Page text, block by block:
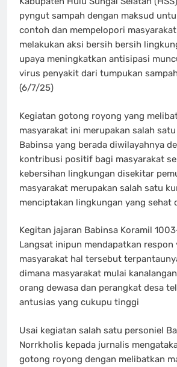
pyngut sampah dengan maksud
contoh dan mempelopori
melakukan aksi bersih bersih
upaya meningkatkan antisipasi
virus penyakit dari tumpukan
(6/7/25)
Kegiatan gotong royong yang
masyarakat ini merupakan salah
Babinsa yang berada diwilayahnya
kontribusi positif bagi masyarakat
kebersihan lingkungan disekitar
masyarakat merupakan salah satu
menciptakan lingkungan yang sehat
Kegitan jajaran Babinsa Koramil
Langsat inipun mendapatkan respon
masyarakat hal tersebut
dimana masyarakat mulai
orang dewasa dan perangkat desa
antusias yang cukupu tinggi
Usai kegiatan salah satu personiel
Norrkholis kepada jurnalis
gotong royong dengan melibatkan